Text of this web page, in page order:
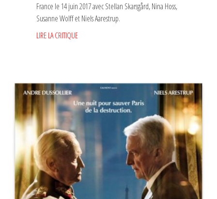
France le 14 juin 2017 avec Stellan Skarsgård, Nina Hoss,
Susanne Wolff et Niels Aarestrup.
LIRE LA CRITIQUE